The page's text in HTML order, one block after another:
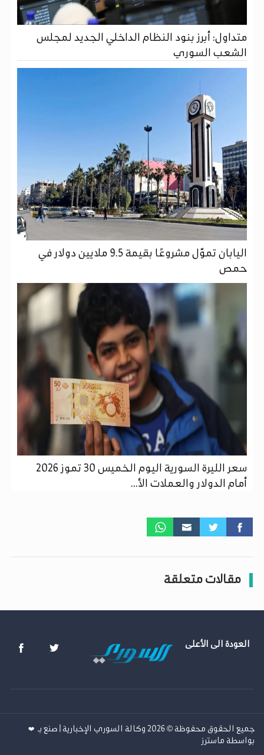
متداول: أبرز بنود النظام الداخلي الجديد لمجلس
الشعب السوري
اليابان تموّل مشروعًا بقيمة 9.5 ملايين دولار في
حمص
سعر الليرة السورية اليوم الخميس 30 تموز 2026
أمام الدولار والعملات الأ...
مقالات متعلقة
العودة الى الأعلى
جميع الحقوق محفوظة © 2026 وكالة السوري الإخبارية | صنع بـ ❤️
بواسطة ماسترز